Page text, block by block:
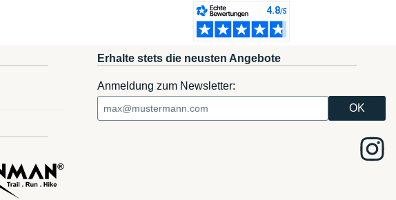
Erhalte stets die neusten Angebote
Anmeldung zum Newsletter: